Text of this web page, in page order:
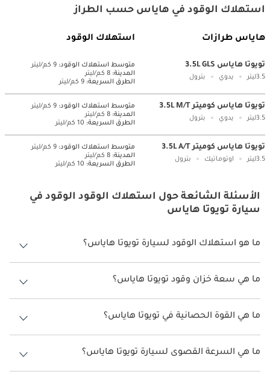
استهلاك الوقود في هاياس حسب الطراز
هاياس طرازات استهلاك الوقود
تويوتا هاياس 3.5L GLS
3.5ليتر يدوي بترول
متوسط ​​استهلاك الوقود: 9 كم/ليتر
المدينة: 8 كم/ليتر
الطرق السريعة: 9 كم/ليتر
تويوتا هاياس كوميتر 3.5L M/T
3.5ليتر يدوي بترول
متوسط ​​استهلاك الوقود: 9 كم/ليتر
المدينة: 8 كم/ليتر
الطرق السريعة: 10 كم/ليتر
تويوتا هاياس كوميتر 3.5L A/T
3.5ليتر اوتوماتيك بترول
متوسط ​​استهلاك الوقود: 9 كم/ليتر
المدينة: 8 كم/ليتر
الطرق السريعة: 10 كم/ليتر
الأسئلة الشائعة حول استهلاك الوقود الوقود في
سيارة تويوتا هاياس
ما هو استهلاك الوقود لسيارة تويوتا هاياس؟
يتراوح استهلاك الوقود لسيارة تويوتا هاياس بين 8 كم/ليتر.
ما هي سعة خزان وقود تويوتا هاياس؟
سعة خزان وقود تويوتا هاياس 65 ليتر - 70 ليتر.
ما هي القوة الحصانية في تويوتا هاياس؟
تنتج تويوتا هاياس قوة 277 حصان.
ما هي السرعة القصوى لسيارة تويوتا هاياس؟
السرعة القصوى لسيارة تويوتا هاياس هي 160 كم/الساعة.